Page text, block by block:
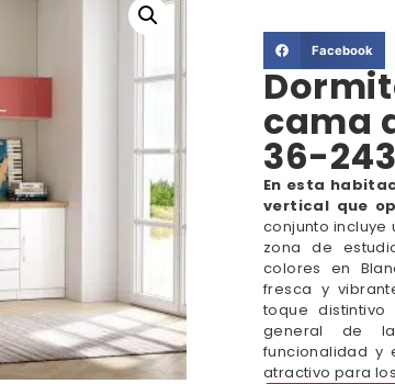
Facebook
cama
36-243
En esta
vertical que
conjunto incluye
zona de
colores en
fresca y
toque
general de
funcionalidad y
atractivo para